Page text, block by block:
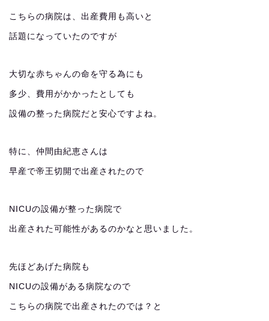
こちらの病院は、出産費用も高いと
話題になっていたのですが
大切な赤ちゃんの命を守る為にも
多少、費用がかかったとしても
設備の整った病院だと安心ですよね。
特に、仲間由紀恵さんは
早産で帝王切開で出産されたので
NICUの設備が整った病院で
出産された可能性があるのかなと思いました。
先ほどあげた病院も
NICUの設備がある病院なので
こちらの病院で出産されたのでは？と